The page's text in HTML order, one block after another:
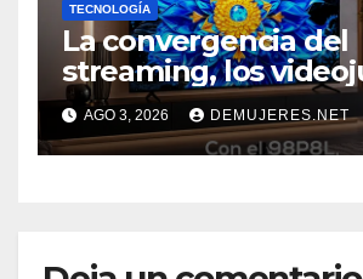
TECNOLOGÍA
La convergencia del
streaming, los
el deporte impulsa
nueva era de
AGO 3, 2026 DEMUJERES.NET